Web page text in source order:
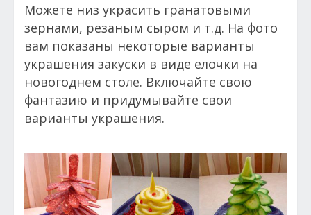
Можете низ украсить гранатовыми
зернами, резаным сыром и т.д. На фото
вам показаны некоторые варианты
украшения закуски в виде елочки на
новогоднем столе. Включайте свою
фантазию и придумывайте свои
варианты украшения.